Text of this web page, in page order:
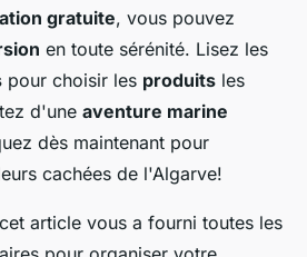
gratuite, vous pouvez
en toute sérénité. Lisez les
pour choisir les produits les
d'une aventure marine
dès maintenant pour
cachées de l'Algarve!
article vous a fourni toutes les